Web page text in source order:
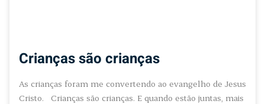
Crianças são crianças
As crianças foram me convertendo ao evangelho de Jesus
Cristo. Crianças são crianças. E quando estão juntas, mais